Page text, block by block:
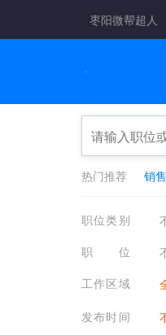
枣阳微帮超人
热门推荐 销售
职位类别
职位
工作区域
发布时间